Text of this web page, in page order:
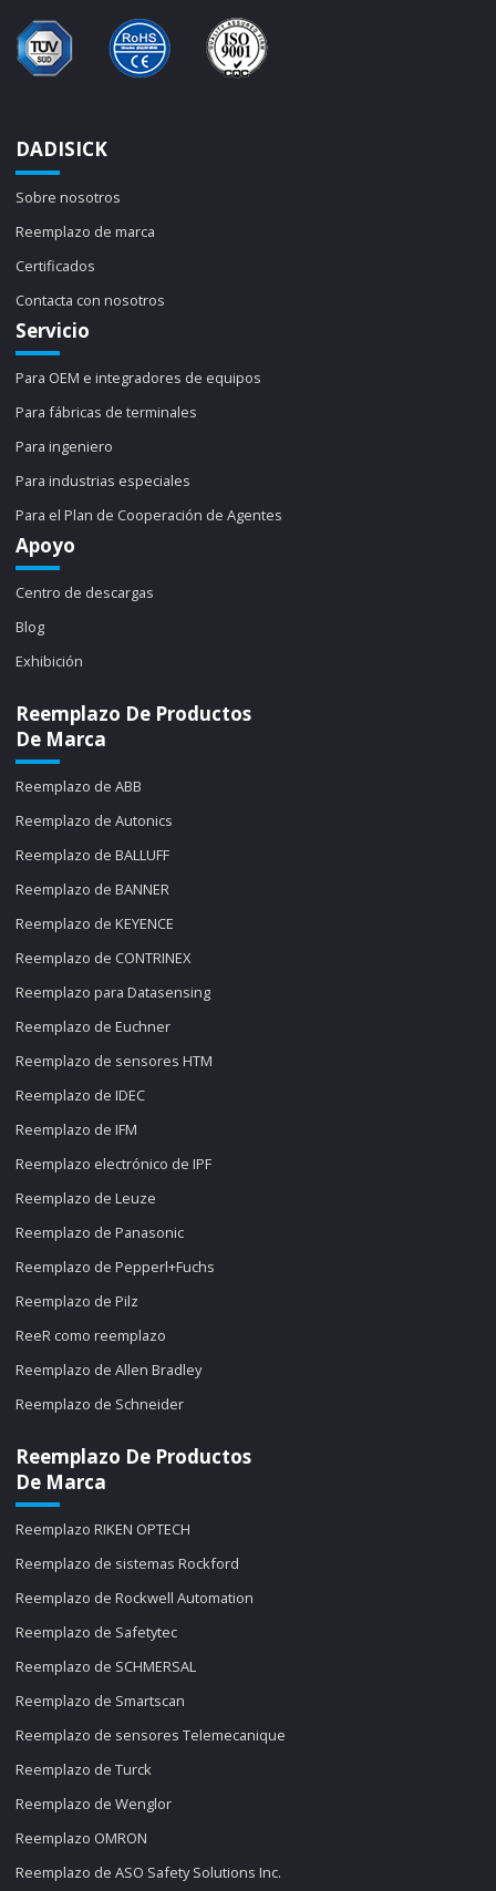
DADISICK
Sobre nosotros
Reemplazo de marca
Certificados
Contacta con nosotros
Servicio
Para OEM e integradores de equipos
Para fábricas de terminales
Para ingeniero
Para industrias especiales
Para el Plan de Cooperación de Agentes
Apoyo
Centro de descargas
Blog
Exhibición
Reemplazo De Productos
De Marca
Reemplazo de ABB
Reemplazo de Autonics
Reemplazo de BALLUFF
Reemplazo de BANNER
Reemplazo de KEYENCE
Reemplazo de CONTRINEX
Reemplazo para Datasensing
Reemplazo de Euchner
Reemplazo de sensores HTM
Reemplazo de IDEC
Reemplazo de IFM
Reemplazo electrónico de IPF
Reemplazo de Leuze
Reemplazo de Panasonic
Reemplazo de Pepperl+Fuchs
Reemplazo de Pilz
ReeR como reemplazo
Reemplazo de Allen Bradley
Reemplazo de Schneider
Reemplazo De Productos
De Marca
Reemplazo RIKEN OPTECH
Reemplazo de sistemas Rockford
Reemplazo de Rockwell Automation
Reemplazo de Safetytec
Reemplazo de SCHMERSAL
Reemplazo de Smartscan
Reemplazo de sensores Telemecanique
Reemplazo de Turck
Reemplazo de Wenglor
Reemplazo OMRON
Reemplazo de ASO Safety Solutions Inc.